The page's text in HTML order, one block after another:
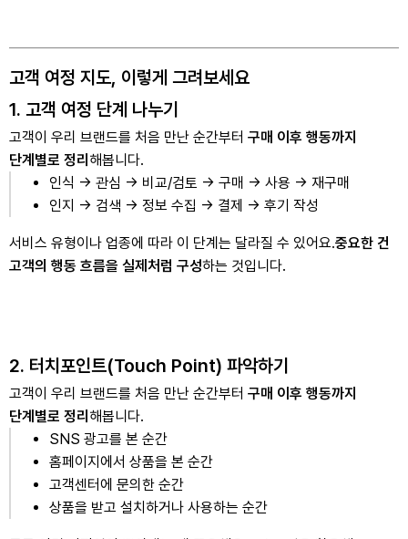
고객 여정 지도, 이렇게 그려보세요
1. 고객 여정 단계 나누기
고객이 우리 브랜드를 처음 만난 순간부터 구매 이후 행동까지
단계별로 정리 해봅니다.
인식 → 관심 → 비교/검토 → 구매 → 사용 → 재구매
인지 → 검색 → 정보 수집 → 결제 → 후기 작성
서비스 유형이나 업종에 따라 이 단계는 달라질 수 있어요.중요한 건
고객의 행동 흐름을 실제처럼 구성하는 것입니다.
2. 터치포인트(Touch Point) 파악하기
고객이 우리 브랜드를 처음 만난 순간부터 구매 이후 행동까지
단계별로 정리 해봅니다.
SNS 광고를 본 순간
홈페이지에서 상품을 본 순간
고객센터에 문의한 순간
상품을 받고 설치하거나 사용하는 순간